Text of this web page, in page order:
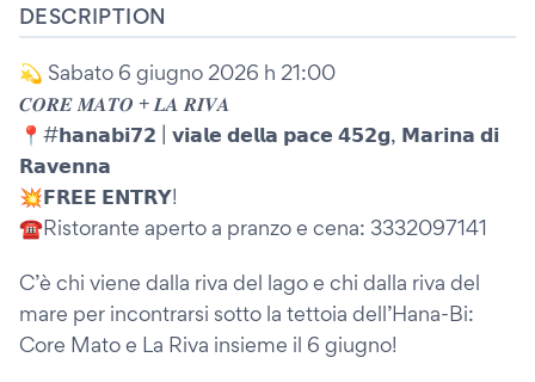
DESCRIPTION
💫 Sabato 6 giugno 2026 h 21:00
𝑪𝑶𝑹𝑬 𝑴𝑨𝑻𝑶 + 𝑳𝑨 𝑹𝑰𝑽𝑨
📍#𝗵𝗮𝗻𝗮𝗯𝗶𝟳𝟮 | 𝘃𝗶𝗮𝗹𝗲 𝗱𝗲𝗹𝗹𝗮 𝗽𝗮𝗰𝗲 𝟰𝟱𝟮𝗴, 𝗠𝗮𝗿𝗶𝗻𝗮 𝗱𝗶
𝗥𝗮𝘃𝗲𝗻𝗻𝗮
💥𝗙𝗥𝗘𝗘 𝗘𝗡𝗧𝗥𝗬!
☎️Ristorante aperto a pranzo e cena: 3332097141
C’è chi viene dalla riva del lago e chi dalla riva del
mare per incontrarsi sotto la tettoia dell’Hana-Bi:
Core Mato e La Riva insieme il 6 giugno!